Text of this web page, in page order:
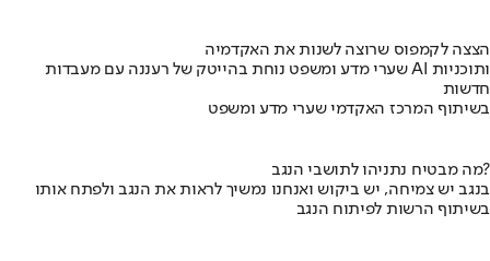
הצצה לקמפוס שרוצה לשנות את האקדמיה
שערי מדע ומשפט נוחת בהייטק של רעננה עם מעבדות AI ותוכניות
חדשות
בשיתוף המרכז האקדמי שערי מדע ומשפט
מה מבטיח נתניהו לתושבי הנגב?
בנגב יש צמיחה, יש ביקוש ואנחנו נמשיך לראות את הנגב ולפתח אותו
בשיתוף הרשות לפיתוח הנגב